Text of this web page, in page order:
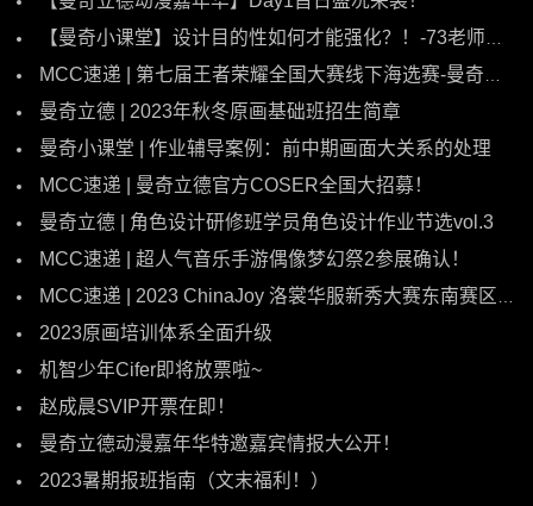
【曼奇小课堂】设计目的性如何才能强化？！-73老师改图时间
MCC速递 | 第七届王者荣耀全国大赛线下海选赛-曼奇立德动漫嘉年华站开赛！
曼奇立德 | 2023年秋冬原画基础班招生简章
曼奇小课堂 | 作业辅导案例：前中期画面大关系的处理
MCC速递 | 曼奇立德官方COSER全国大招募！
曼奇立德 | 角色设计研修班学员角色设计作业节选vol.3
MCC速递 | 超人气音乐手游偶像梦幻祭2参展确认！
MCC速递 | 2023 ChinaJoy 洛裳华服新秀大赛东南赛区晋级赛即将在MCC漫展现场打响!
2023原画培训体系全面升级
机智少年Cifer即将放票啦~
赵成晨SVIP开票在即！
曼奇立德动漫嘉年华特邀嘉宾情报大公开！
2023暑期报班指南（文末福利！）